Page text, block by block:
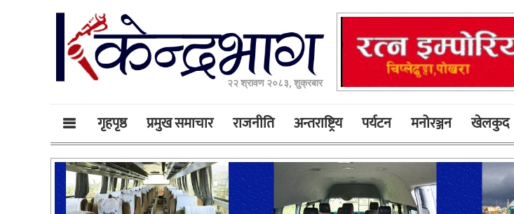
२२ श्रावण २०८३, शुक्रबार
गृहपृष्ठ प्रमुख समाचार राजनीति अन्तराष्ट्रिय पर्यटन मनोरञ्जन खेलकुद